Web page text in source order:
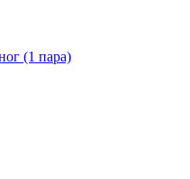
(1 пара)